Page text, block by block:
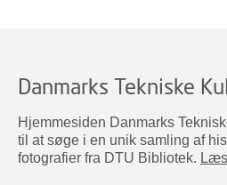
Danmarks Tekniske
Hjemmesiden Danmarks
til at søge i en unik samling af
fotografier fra DTU Bibliotek.